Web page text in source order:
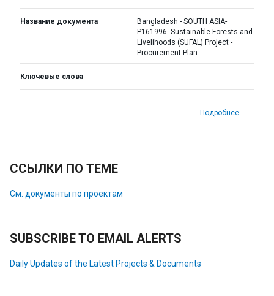
Название документа
Bangladesh - SOUTH ASIA-
P161996- Sustainable Forests and
Livelihoods (SUFAL) Project -
Procurement Plan
Ключевые слова
Подробнее
ССЫЛКИ ПО ТЕМЕ
См. документы по проектам
SUBSCRIBE TO EMAIL ALERTS
Daily Updates of the Latest Projects & Documents